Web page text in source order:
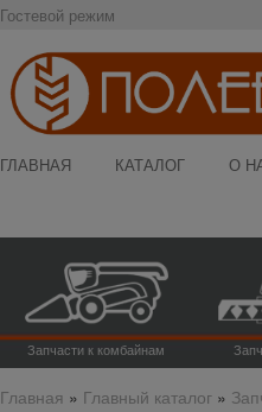
Гостевой режим
ГЛАВНАЯ КАТАЛОГ О
Запчасти к комбайнам
Главная » Главный каталог»